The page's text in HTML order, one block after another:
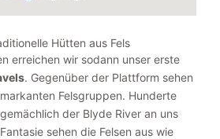
Hütten aus Fels
erreichen wir sodann unser erste
. Gegenüber der Plattform sehen
Felsgruppen. Hunderte
der Blyde River an uns
sehen die Felsen aus wie